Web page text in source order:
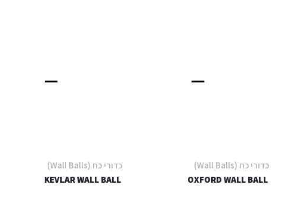
כדורי כח (Wall Balls)
OXFORD WALL BALL
כדורי כח (Wall Balls)
KEVLAR WALL BALL